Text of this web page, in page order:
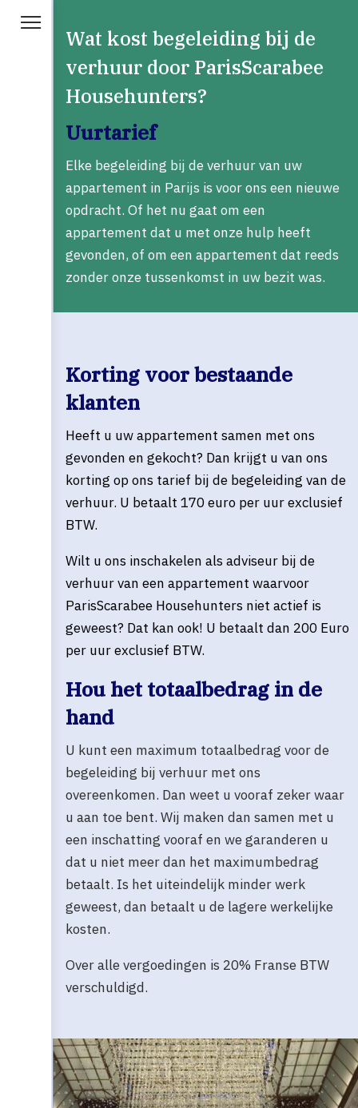
Wat kost begeleiding bij de
verhuur door ParisScarabee
Househunters?
Uurtarief
Elke begeleiding bij de verhuur van uw
appartement in Parijs is voor ons een nieuwe
opdracht. Of het nu gaat om een
appartement dat u met onze hulp heeft
gevonden, of om een appartement dat reeds
zonder onze tussenkomst in uw bezit was.
Korting voor bestaande
klanten
Heeft u uw appartement samen met ons
gevonden en gekocht? Dan krijgt u van ons
korting op ons tarief bij de begeleiding van de
verhuur. U betaalt 170 euro per uur exclusief
BTW.
Wilt u ons inschakelen als adviseur bij de
verhuur van een appartement waarvoor
ParisScarabee Househunters niet actief is
geweest? Dat kan ook! U betaalt dan 200 Euro
per uur exclusief BTW.
Hou het totaalbedrag in de
hand
U kunt een maximum totaalbedrag voor de
begeleiding bij verhuur met ons
overeenkomen. Dan weet u vooraf zeker waar
u aan toe bent. Wij maken dan samen met u
een inschatting vooraf en we garanderen u
dat u niet meer dan het maximumbedrag
betaalt. Is het uiteindelijk minder werk
geweest, dan betaalt u de lagere werkelijke
kosten.
Over alle vergoedingen is 20% Franse BTW
verschuldigd.